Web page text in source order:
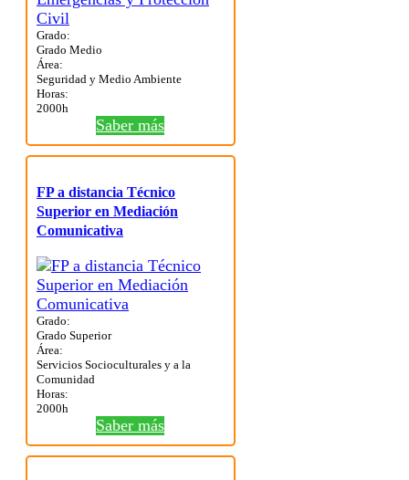
Grado:
Grado Medio
Área:
Seguridad y Medio Ambiente
Horas:
2000h
Saber más
FP a distancia Técnico
Superior en Mediación
Comunicativa
Grado:
Grado Superior
Área:
Servicios Socioculturales y a la
Comunidad
Horas:
2000h
Saber más